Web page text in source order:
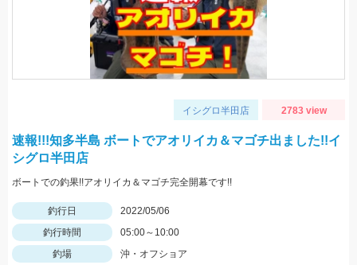
イシグロ半田店 2783 view
速報!!!知多半島 ボートでアオリイカ＆マゴチ出ました!!イ
シグロ半田店
ボートでの釣果!!アオリイカ＆マゴチ完全開幕です!!
釣行日
2022/05/06
釣行時間
05:00～10:00
釣場
沖・オフショア